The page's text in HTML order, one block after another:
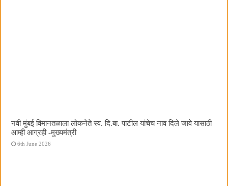
नवी मुंबई विमानतळाला लोकनेते स्व. दि.बा. पाटील यांचेच नाव दिले जावे यासाठी
आम्ही आग्रही -मुख्यमंत्री
6th June 2026